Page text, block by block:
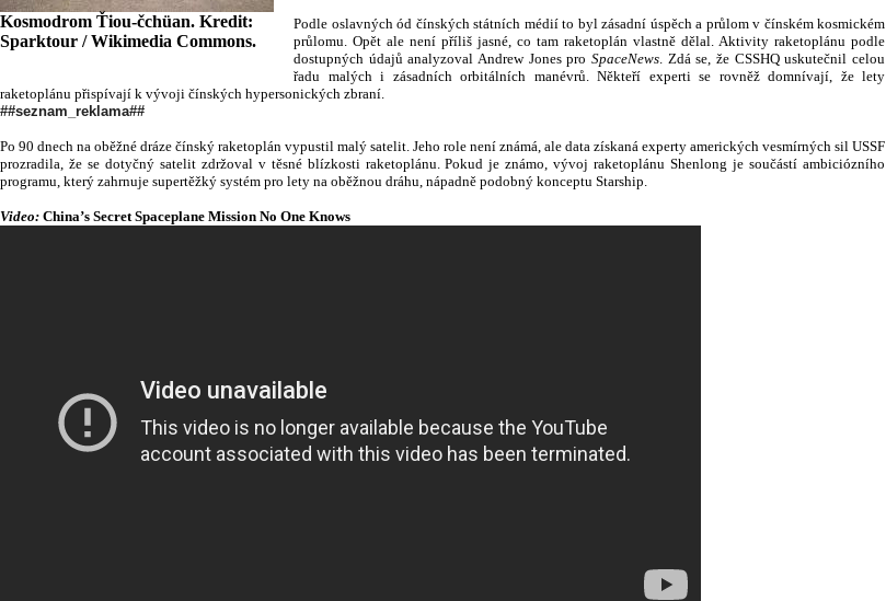
Kosmodrom Ťiou-čchüan. Kredit:
Sparktour / Wikimedia Commons.
Podle oslavných ód čínských státních médií to byl zásadní úspěch a průlom v čínském kosmickém
průlomu. Opět ale není příliš jasné, co tam raketoplán vlastně dělal. Aktivity raketoplánu podle
dostupných údajů analyzoval Andrew Jones pro SpaceNews. Zdá se, že CSSHQ uskutečnil celou
řadu malých i zásadních orbitálních manévrů. Někteří experti se rovněž domnívají, že lety
raketoplánu přispívají k vývoji čínských hypersonických zbraní.
##seznam_reklama##
Po 90 dnech na oběžné dráze čínský raketoplán vypustil malý satelit. Jeho role není známá, ale data získaná experty amerických vesmírných sil USSF
prozradila, že se dotyčný satelit zdržoval v těsné blízkosti raketoplánu. Pokud je známo, vývoj raketoplánu Shenlong je součástí ambiciózního
programu, který zahrnuje supertěžký systém pro lety na oběžnou dráhu, nápadně podobný konceptu Starship.
Video: China’s Secret Spaceplane Mission No One Knows